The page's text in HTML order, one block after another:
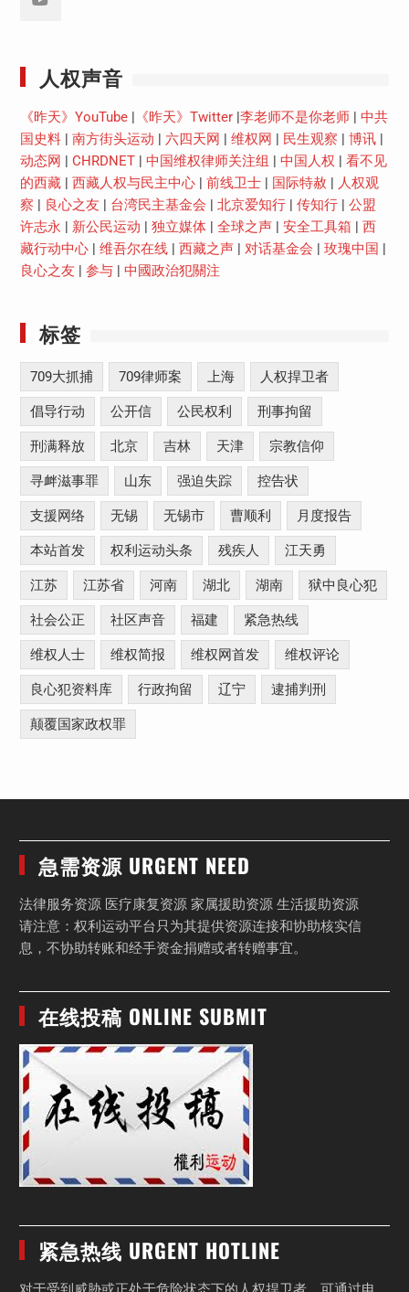
人权声音
《昨天》YouTube| 《昨天》Twitter| 李老师不是你老师| 中共
国史料| 南方街头运动 六四天网 维权网 民生观察 博讯|
动态网
CHRDNET| 中国维权律师关注组 中国人权
看不见
的西藏| 西藏人权与民主中心| 前线卫士| 国际特赦
人权观
察
良心之友 台湾民主基金会 北京爱知行| 传知行| 公盟
许志永
新公民运动 独立媒体| 全球之声| 安全工具箱
西
藏行动中心| 维吾尔在线| 西藏之声| 对话基金会 玫瑰中国
良心之友
参与| 中國政治犯關注
标签
709大抓捕 709律师案 上海 人权捍卫者
倡导行动 公开信 公民权利 刑事拘留
刑满释放 北京 吉林 天津 宗教信仰
寻衅滋事罪 山东 强迫失踪 控告状
支援网络 无锡 无锡市 曹顺利 月度报告
本站首发 权利运动头条 残疾人 江天勇
江苏 江苏省 河南 湖北 湖南 狱中良心犯
社会公正 社区声音 福建 紧急热线
维权人士 维权简报 维权网首发 维权评论
良心犯资料库 行政拘留 辽宁 逮捕判刑
颠覆国家政权罪
急需资源 URGENT NEED
法律服务资源 医疗康复资源 家属援助资源 生活援助资源
请注意：权利运动平台只为其提供资源连接和协助核实信
息，不协助转账和经手资金捐赠或者转赠事宜。
在线投稿 ONLINE SUBMIT
紧急热线 URGENT HOTLINE